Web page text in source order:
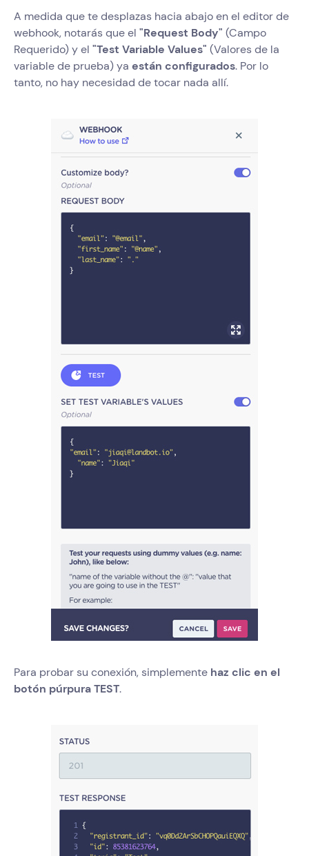
A medida que te desplazas hacia abajo en el editor de
webhook, notarás que el "Request Body" (Campo
Requerido) y el "Test Variable Values" (Valores de la
variable de prueba) ya están configurados. Por lo
tanto, no hay necesidad de tocar nada allí.
Para probar su conexión, simplemente haz clic en el
botón púrpura TEST.